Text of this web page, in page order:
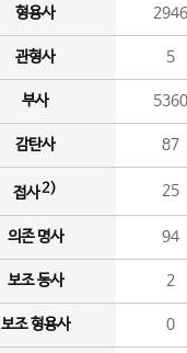
형용사 2946
관형사 5
부사 5360
감탄사 87
접사2) 25
의존 명사 94
보조 동사 2
보조 형용사 0